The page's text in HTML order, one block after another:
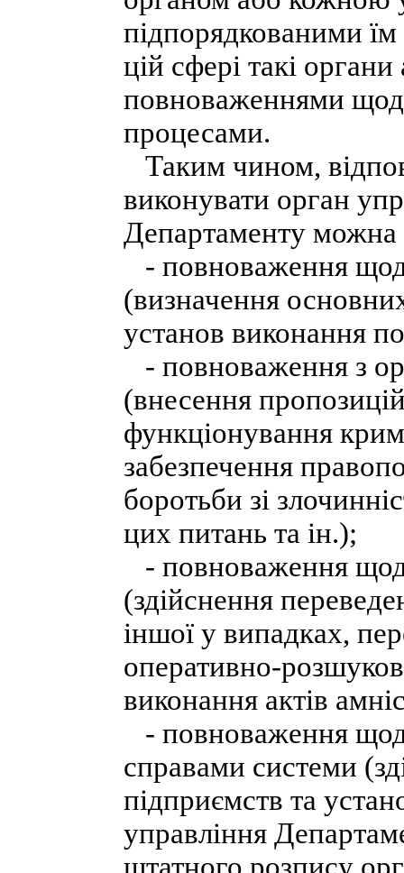
підпорядкованими
цій сфері такі
повноваженнями
процесами.
Таким чином,
виконувати орган
Департаменту можна
- повноваження
(визначення
установ виконання
- повноваження з
(внесення
функціонування
забезпечення
боротьби зі
цих питань та ін.);
- повноваження
(здійснення
іншої у випадках,
оперативно-
виконання актів
- повноваження
справами системи
підприємств та
управління